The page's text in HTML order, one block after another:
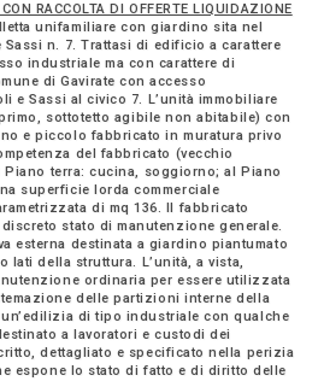
RACCOLTA DI OFFERTE LIQUIDAZIONE
unifamiliare con giardino sita nel
Sassi n. 7. Trattasi di edificio a carattere
industriale ma con carattere di
di Gavirate con accesso
e Sassi al civico 7. L’unità immobiliare
sottotetto agibile non abitabile) con
e piccolo fabbricato in muratura privo
del fabbricato (vecchio
terra: cucina, soggiorno; al Piano
superficie lorda commerciale
di mq 136. Il fabbricato
stato di manutenzione generale.
esterna destinata a giardino piantumato
della struttura. L’unità, a vista,
ordinaria per essere utilizzata
delle partizioni interne della
di tipo industriale con qualche
a lavoratori e custodi dei
dettagliato e specificato nella perizia
espone lo stato di fatto e di diritto delle